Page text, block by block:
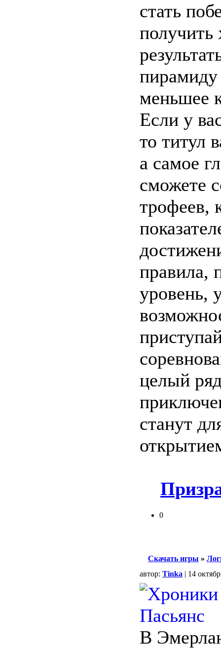
стать
пирамиду
меньшее
Если у
то титул
а самое
сможете
трофеев,
правила,
уровень,
целый
станут
0
Скачать игры »
автор: Tinka | 14
В